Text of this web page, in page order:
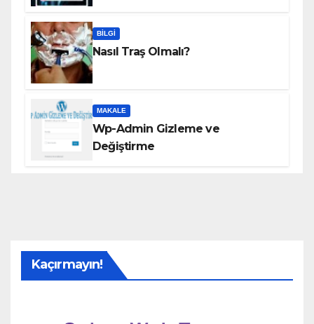
BILGI
Nasıl Traş Olmalı?
MAKALE
Wp-Admin Gizleme ve
Değiştirme
Kaçırmayın!